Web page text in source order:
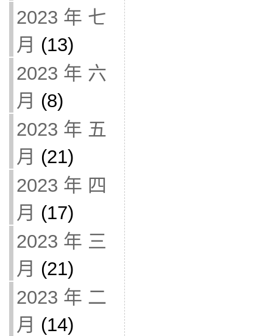
2023 年 七
月 (13)
2023 年 六
月 (8)
2023 年 五
月 (21)
2023 年 四
月 (17)
2023 年 三
月 (21)
2023 年 二
月 (14)